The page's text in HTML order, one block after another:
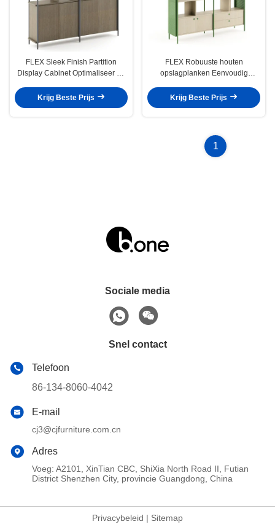
FLEX Sleek Finish Partition
Display Cabinet Optimaliseer de
Krijg Beste Prijs
FLEX Robuuste houten
opslagplanken Eenvoudig
Aangepaste kleur Grootte
Krijg Beste Prijs
1
Sociale media
Snel contact
Telefoon
86-134-8060-4042
E-mail
cj3@cjfurniture.com.cn
Adres
Voeg: A2101, XinTian CBC, ShiXia North Road II, Futian
District Shenzhen City, provincie Guangdong, China
Privacybeleid | Sitemap